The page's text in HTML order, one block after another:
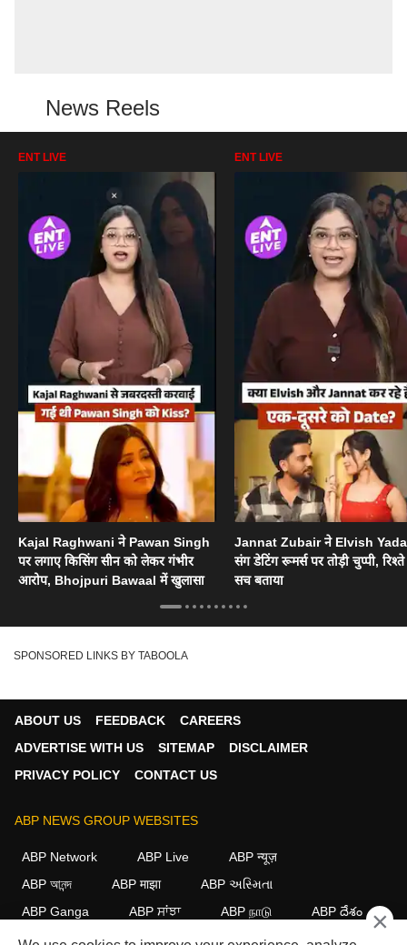
News Reels
ENT LIVE
Kajal Raghwani ने Pawan Singh
पर लगाए किसिंग सीन को लेकर गंभीर
आरोप, Bhojpuri Bawaal में खुलासा
ENT LIVE
Jannat Zubair ने Elvish
संग डेटिंग रूमर्स पर तोड़ी चुप्पी,
सच बताया
SPONSORED LINKS BY TABOOLA
ABOUT US FEEDBACK
CAREERS
ADVERTISE WITH US
SITEMAP
DISCLAIMER
PRIVACY POLICY
CONTACT US
ABP NEWS GROUP WEBSITES
ABP Network ABP Live
ABP न्यूज़
ABP আনন্দ
ABP माझा
ABP અસ્મિતા
ABP Ganga
ABP ਸਾਂਝਾ ABP நாடு ABP దేశం ×